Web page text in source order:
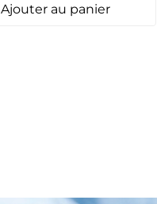
Ajouter au panier